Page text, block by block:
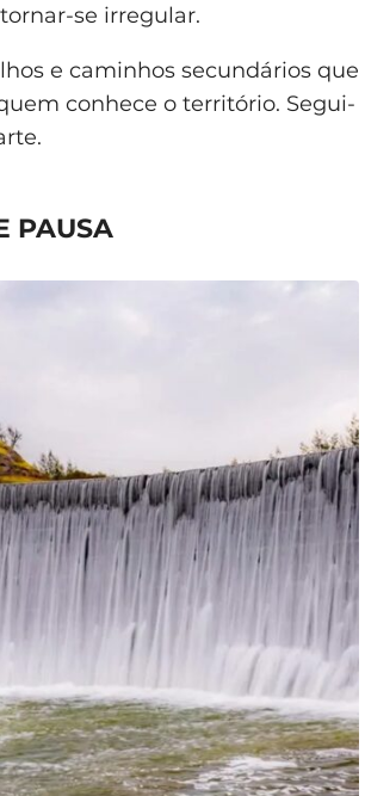
se irregular.
e caminhos secundários que
conhece o território. Segui-
PAUSA